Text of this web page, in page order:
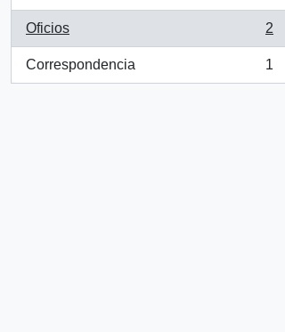
Oficios
, 2 resultados
2
Correspondencia
, 1 resultados
1